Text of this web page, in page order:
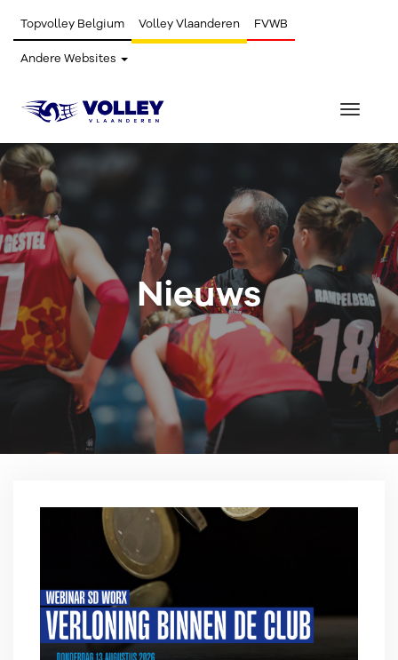
Topvolley Belgium Volley Vlaanderen FVWB
Andere Websites
Toggle
Nieuws